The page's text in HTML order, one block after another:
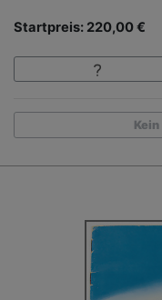
Startpreis: 220,00 €